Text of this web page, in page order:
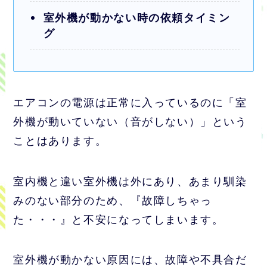
室外機が動かない時の依頼タイミン
グ
エアコンの電源は正常に入っているのに「室
外機が動いていない（音がしない）」という
ことはあります。
室内機と違い室外機は外にあり、あまり馴染
みのない部分のため、『故障しちゃっ
た・・・』と不安になってしまいます。
室外機が動かない原因には、故障や不具合だ